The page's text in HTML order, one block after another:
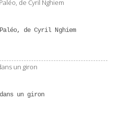
de Cyril Nghiem
un giron